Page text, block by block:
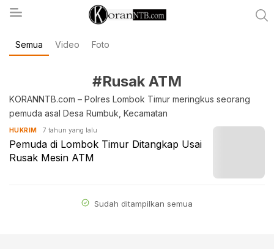
koranntb.com
Semua Video Foto
#Rusak ATM
KORANNTB.com – Polres Lombok Timur meringkus seorang
pemuda asal Desa Rumbuk, Kecamatan
HUKRIM 7 tahun yang lalu
Pemuda di Lombok Timur Ditangkap Usai
Rusak Mesin ATM
Sudah ditampilkan semua